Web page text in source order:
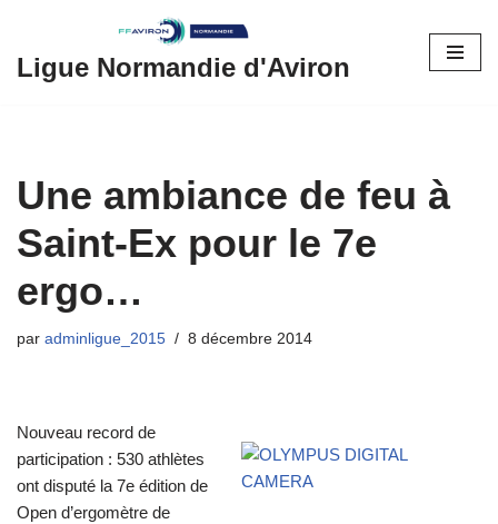
Aller
Ligue Normandie d'Aviron
Une ambiance de feu à
Saint-Ex pour le 7e
ergo…
par adminligue_2015 8 décembre 2014
Nouveau record de
participation : 530 athlètes
ont disputé la 7e édition de
Open d’ergomètre de